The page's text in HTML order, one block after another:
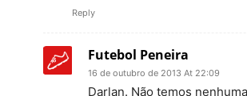
Reply
Futebol Peneira
16 de outubro de 2013 At 22:09
Darlan. Não temos